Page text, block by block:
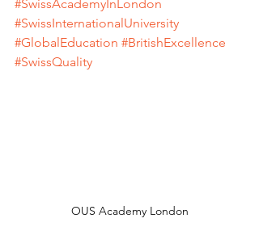
#SwissAcademyInLondon
#SwissInternationalUniversity
#GlobalEducation #BritishExcellence
#SwissQuality
OUS Academy London